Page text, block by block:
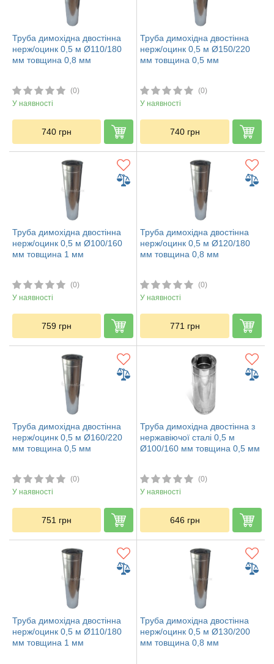
Труба димохідна двостінна
нерж/оцинк 0,5 м Ø110/180
мм товщина 0,8 мм
(0)
У наявності
740 грн
Труба димохідна двостінна
нерж/оцинк 0,5 м Ø150/220
мм товщина 0,5 мм
(0)
У наявності
740 грн
Труба димохідна двостінна
нерж/оцинк 0,5 м Ø100/160
мм товщина 1 мм
(0)
У наявності
759 грн
Труба димохідна двостінна
нерж/оцинк 0,5 м Ø120/180
мм товщина 0,8 мм
(0)
У наявності
771 грн
Труба димохідна двостінна
нерж/оцинк 0,5 м Ø160/220
мм товщина 0,5 мм
(0)
У наявності
751 грн
Труба димохідна двостінна з
нержавіючої сталі 0,5 м
Ø100/160 мм товщина 0,5 мм
(0)
У наявності
646 грн
Труба димохідна двостінна
нерж/оцинк 0,5 м Ø110/180
мм товщина 1 мм
Труба димохідна двостінна
нерж/оцинк 0,5 м Ø130/200
мм товщина 0,8 мм